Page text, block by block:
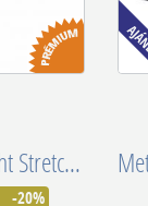
Greensboro 803 MB Straight Stretch The Stone Ride W15QYI39U-112145840
-20%